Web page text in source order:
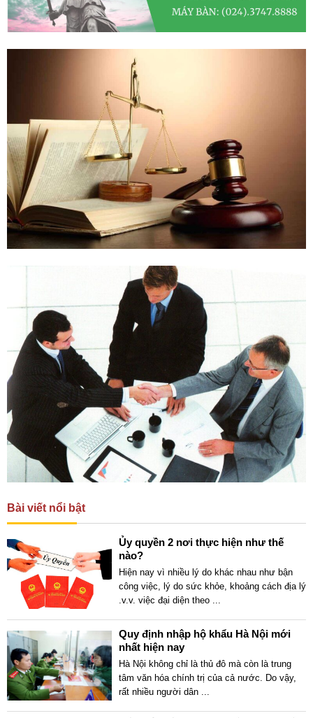
Bài viết nổi bật
Ủy quyền 2 nơi thực hiện như thế
nào?
Hiện nay vì nhiều lý do khác nhau như bận
công việc, lý do sức khỏe, khoảng cách địa lý
.v.v. việc đại diện theo ...
Quy định nhập hộ khẩu Hà Nội mới
nhất hiện nay
Hà Nội không chỉ là thủ đô mà còn là trung
tâm văn hóa chính trị của cả nước. Do vậy,
rất nhiều người dân